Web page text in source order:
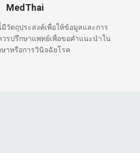
MedThai
วัตถุประสงค์เพื่อให้ข้อมูลและการ
รปรึกษาแพทย์เพื่อขอคำแนะนำใน
ษาหรือการวินิจฉัยโรค